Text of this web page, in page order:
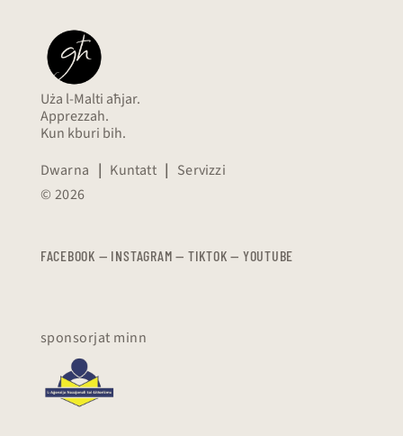
Uża l-Malti aħjar.
Apprezzah.
Kun kburi bih.
Dwarna | Kuntatt | Servizzi
© 2026
FACEBOOK — INSTAGRAM — TIKTOK — YOUTUBE
sponsorjat minn